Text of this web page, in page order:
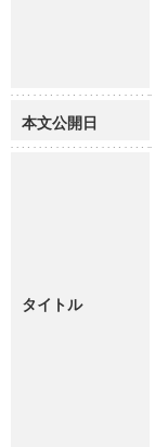
本文公開日
タイトル